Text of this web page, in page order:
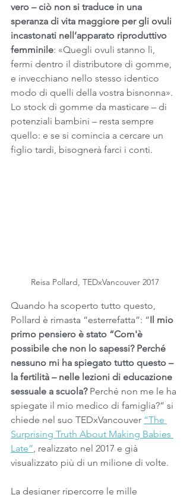
vero – ciò non si traduce in una
speranza di vita maggiore per gli ovuli
incastonati nell’apparato riproduttivo
femminile: «Quegli ovuli stanno lì,
fermi dentro il distributore di gomme,
e invecchiano nello stesso identico
modo di quelli della vostra bisnonna».
Lo stock di gomme da masticare – di
potenziali bambini – resta sempre
quello: e se si comincia a cercare un
figlio tardi, bisognerà farci i conti.
Reisa Pollard, TEDxVancouver 2017
Quando ha scoperto tutto questo,
Pollard è rimasta “esterrefatta”: “Il mio
primo pensiero è stato “Com'è
possibile che non lo sapessi? Perché
nessuno mi ha spiegato tutto questo –
la fertilità – nelle lezioni di educazione
sessuale a scuola? Perché non me le ha
spiegate il mio medico di famiglia?” si
chiede nel suo TEDxVancouver “The
Surprising Truth About Making Babies
Late”, realizzato nel 2017 e già
visualizzato più di un milione di volte.
La designer ripercorre le mille